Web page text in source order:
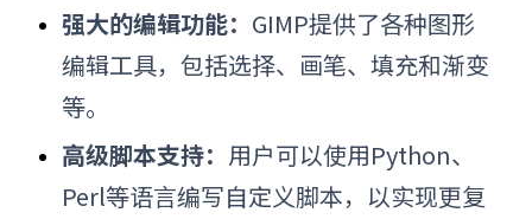
强大的编辑功能： GIMP提供了各种图形
编辑工具，包括选择、画笔、填充和渐变
等。
高级脚本支持： 用户可以使用Python、
Perl等语言编写自定义脚本，以实现更复